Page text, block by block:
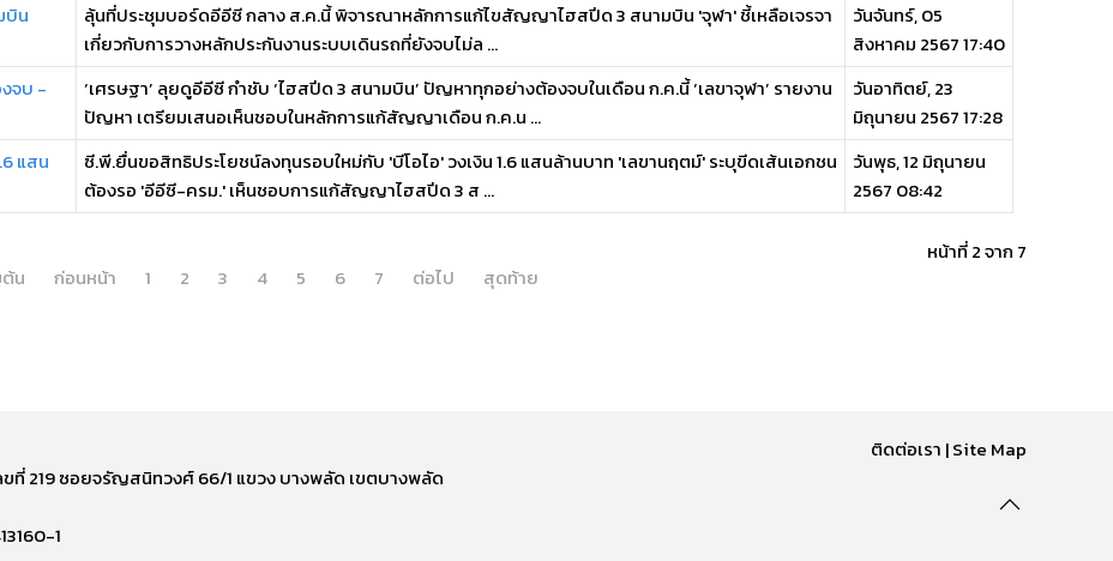
บิน
ลุ้นที่ประชุมบอร์ดอีอีซี กลาง ส.ค.นี้ พิจารณาหลักการแก้ไขสัญญาไฮสปีด 3 สนามบิน 'จุฬา' ชี้เหลือเจรจา
เกี่ยวกับการวางหลักประกันงานระบบเดินรถที่ยังจบไม่ล ...
วันจันทร์, 05
สิงหาคม 2567 17:40
จบ -
‘เศรษฐา’ ลุยดูอีอีซี กำชับ ‘ไฮสปีด 3 สนามบิน’ ปัญหาทุกอย่างต้องจบในเดือน ก.ค.นี้ ‘เลขาจุฬา’ รายงาน
ปัญหา เตรียมเสนอเห็นชอบในหลักการแก้สัญญาเดือน ก.ค.น ...
วันอาทิตย์, 23
มิถุนายน 2567 17:28
แสน
ซี.พี.ยื่นขอสิทธิประโยชน์ลงทุนรอบใหม่กับ 'บีโอไอ' วงเงิน 1.6 แสนล้านบาท 'เลขานฤตม์' ระบุขีดเส้นเอกชน
ต้องรอ 'อีอีซี-ครม.' เห็นชอบการแก้สัญญาไฮสปีด 3 ส ...
วันพุธ, 12 มิถุนายน
2567 08:42
หน้าที่ 2 จาก 7
ต้น
ก่อนหน้า 1 2 3 4 5 6 7 ต่อไป สุดท้าย
ลขที่ 219 ซอยจรัญสนิทวงศ์ 66/1 แขวง บางพลัด เขตบางพลัด
1
ติดต่อเรา |Site Map